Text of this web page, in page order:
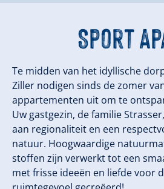
Sport
Te midden van het idyllische
Ziller nodigen sinds de zomer
appartementen uit om te
Uw gastgezin, de familie
aan regionaliteit en een
natuur. Hoogwaardige
stoffen zijn verwerkt tot een
met frisse ideeën en liefde voor